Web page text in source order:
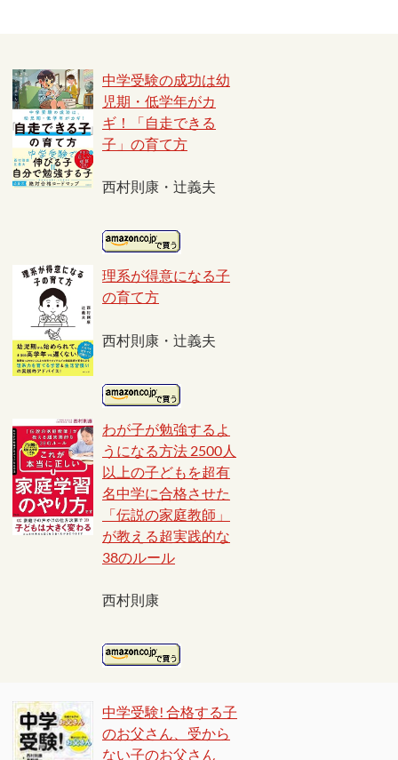
中学受験の成功は幼
児期・低学年がカ
ギ！「自走できる
子」の育て方
西村則康・辻義夫
理系が得意になる子
の育て方
西村則康・辻義夫
わが子が勉強するよ
うになる方法 2500人
以上の子どもを超有
名中学に合格させた
「伝説の家庭教師」
が教える超実践的な
38のルール
西村則康
中学受験! 合格する子
のお父さん、受から
ない子のお父さん